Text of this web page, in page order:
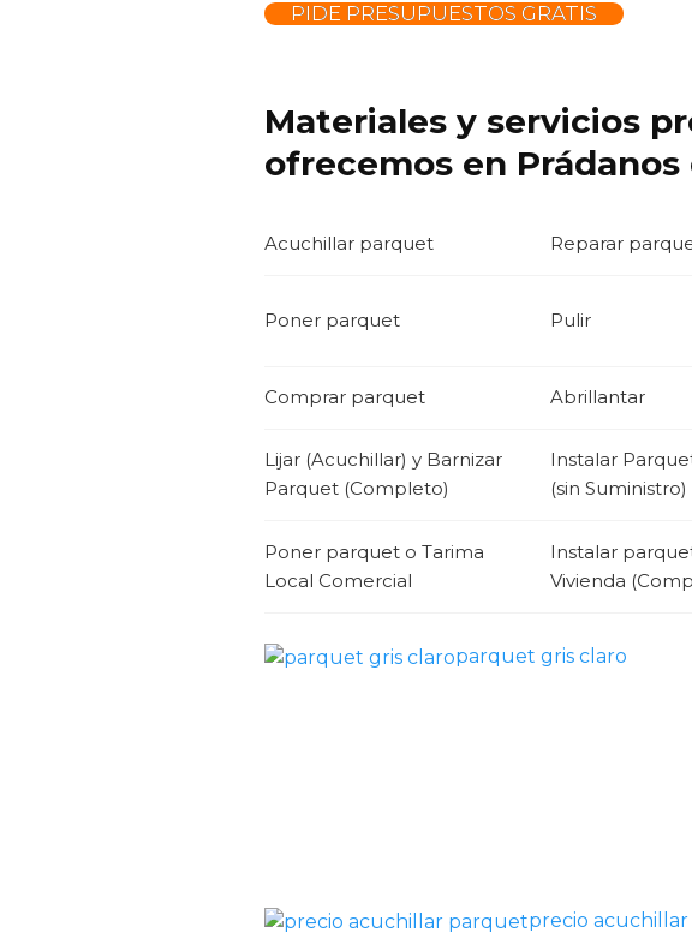
PIDE PRESUPUESTOS GRATIS
Materiales y servicios
ofrecemos en Prádanos
Acuchillar parquet Reparar
Poner parquet Pulir
Comprar parquet Abrillantar
Lijar (Acuchillar) y Barnizar
Parquet (Completo)
Instalar
(sin Suministro)
Poner parquet o Tarima
Local Comercial
Instalar
Vivienda
parquet gris claro
precio